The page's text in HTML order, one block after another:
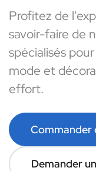
Profitez de
savoir-faire de
spécialisés
mode et
effort.
Commander
Demander